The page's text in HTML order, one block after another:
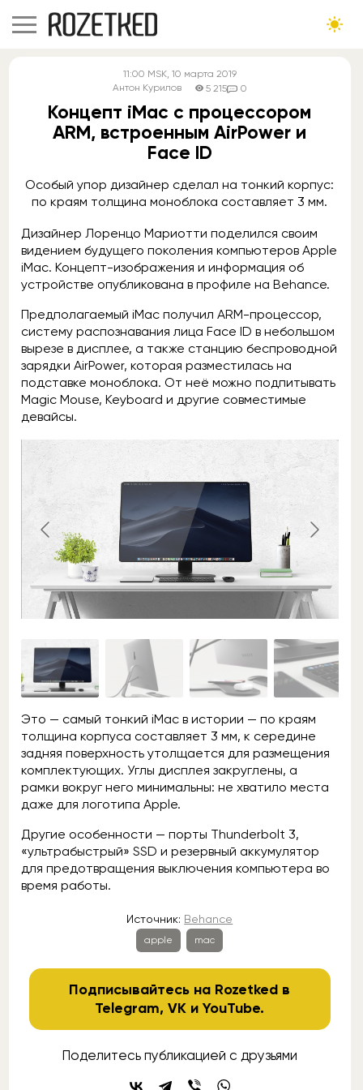
11:00 MSK, 10 марта 2019
Антон Курилов
5 215 0
Концепт iMac с процессором
ARM, встроенным AirPower и
Face ID
Особый упор дизайнер сделал на тонкий корпус:
по краям толщина моноблока составляет 3 мм.
Дизайнер Лоренцо Мариотти поделился своим
видением будущего поколения компьютеров Apple
iMac. Концепт-изображения и информация об
устройстве опубликована в профиле на Behance.
Предполагаемый iMac получил ARM-процессор,
систему распознавания лица Face ID в небольшом
вырезе в дисплее, а также станцию беспроводной
зарядки AirPower, которая разместилась на
подставке моноблока. От неё можно подпитывать
Magic Mouse, Keyboard и другие совместимые
девайсы.
Это — самый тонкий iMac в истории — по краям
толщина корпуса составляет 3 мм, к середине
задняя поверхность утолщается для размещения
комплектующих. Углы дисплея закруглены, а
рамки вокруг него минимальны: не хватило места
даже для логотипа Apple.
Другие особенности — порты Thunderbolt 3,
«ультрабыстрый» SSD и резервный аккумулятор
для предотвращения выключения компьютера во
время работы.
Источник: Behance
apple mac
Подписывайтесь на Rozetked в
Telegram,VK иYouTube.
Поделитесь публикацией с друзьями